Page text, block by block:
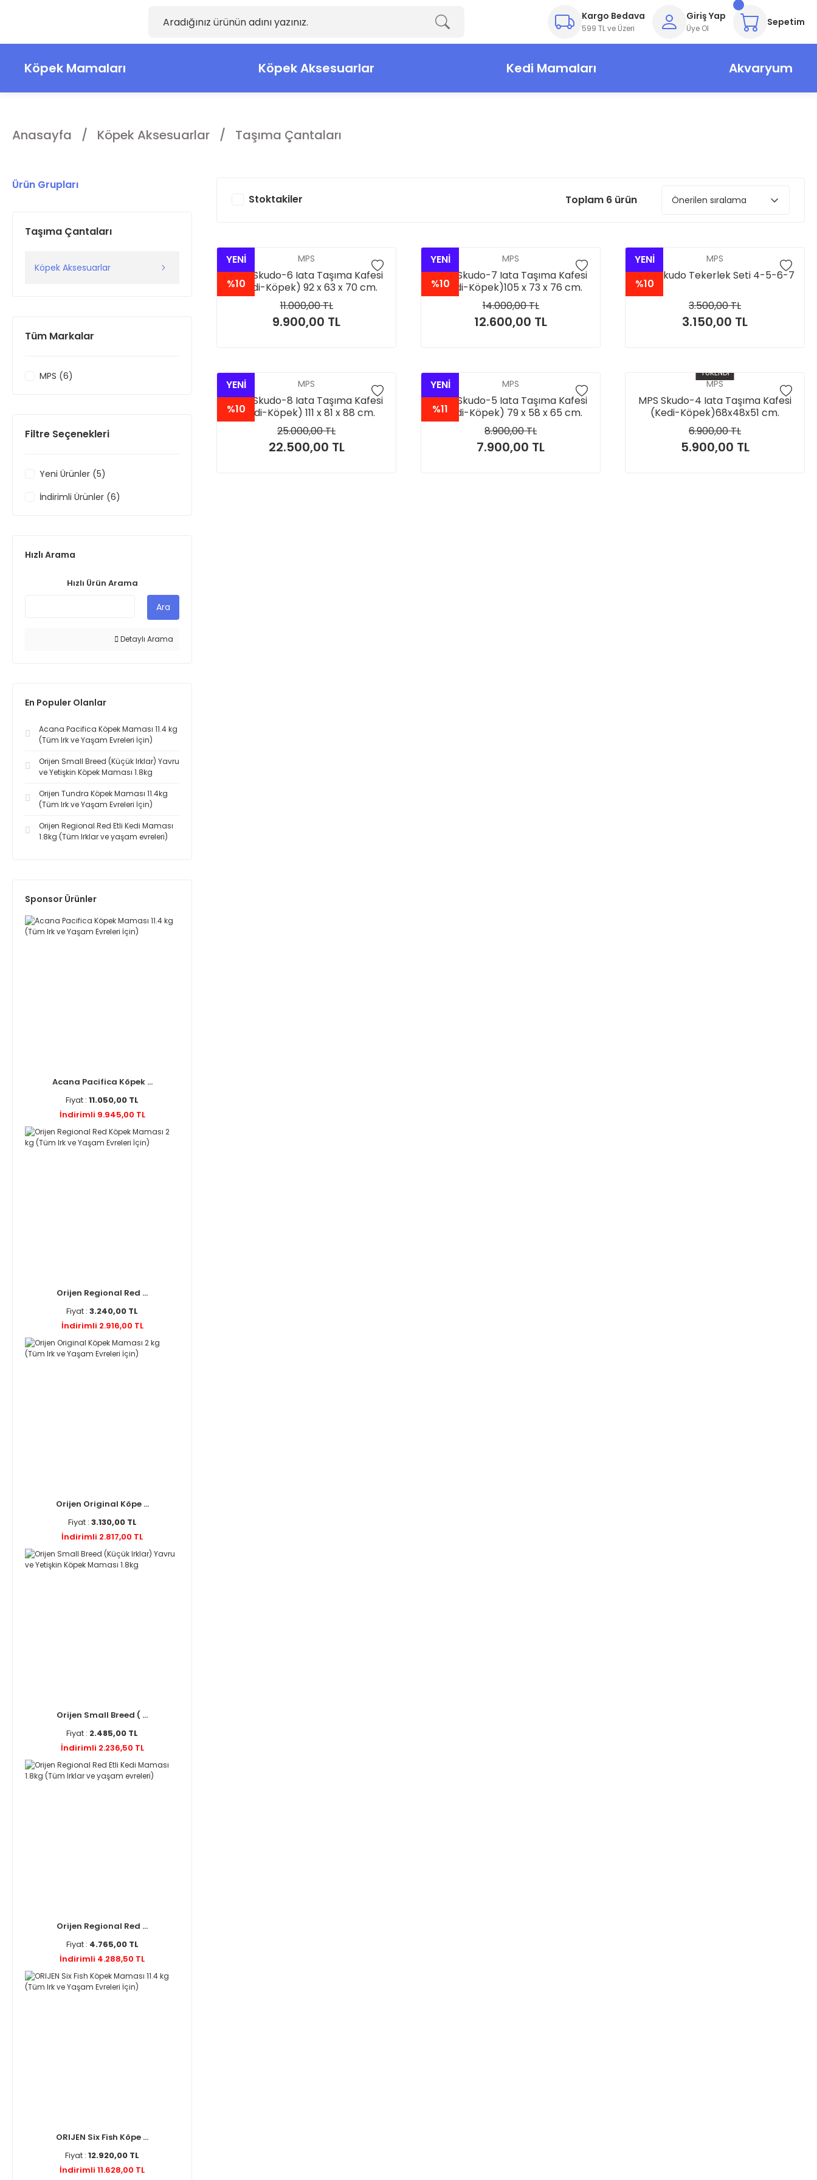
Kargo Bedava
599 TL ve Üzeri
Giriş Yap
Üye Ol
Sepetim
Köpek Mamaları Köpek Aksesuarlar Kedi Mamaları Akvaryum
Anasayfa Köpek Aksesuarlar Taşıma Çantaları
Ürün Grupları
Taşıma Çantaları
Köpek Aksesuarlar
Tüm Markalar
MPS (6)
Filtre Seçenekleri
Yeni Ürünler (5)
İndirimli Ürünler (6)
Hızlı Arama
Hızlı Ürün Arama
Ara
Detaylı Arama
En Populer Olanlar
Acana Pacifica Köpek Maması 11.4 kg
(Tüm Irk ve Yaşam Evreleri İçin)
Orijen Small Breed (Küçük Irklar) Yavru
ve Yetişkin Köpek Maması 1.8kg
Orijen Tundra Köpek Maması 11.4kg
(Tüm Irk ve Yaşam Evreleri İçin)
Orijen Regional Red Etli Kedi Maması
1.8kg (Tüm Irklar ve yaşam evreleri)
Sponsor Ürünler
Acana Pacifica Köpek ...
Fiyat : 11.050,00 TL
İndirimli 9.945,00 TL
Orijen Regional Red ...
Fiyat : 3.240,00 TL
İndirimli 2.916,00 TL
Orijen Original Köpe ...
Fiyat : 3.130,00 TL
İndirimli 2.817,00 TL
Orijen Small Breed ( ...
Fiyat : 2.485,00 TL
İndirimli 2.236,50 TL
Orijen Regional Red ...
Fiyat : 4.765,00 TL
İndirimli 4.288,50 TL
ORIJEN Six Fish Köpe ...
Fiyat : 12.920,00 TL
İndirimli 11.628,00 TL
Stoktakiler Toplam 6 ürün
YENİ
%10
MPS
MPS Skudo-6 Iata Taşıma Kafesi
(Kedi-Köpek) 92 x 63 x 70 cm.
(Tekerleksizdir.) SADECE İSTANBUL
İÇİ MAĞAZA TESLİM.
11.000,00 TL
9.900,00 TL
YENİ
%10
MPS
MPS Skudo-7 Iata Taşıma Kafesi
(Kedi-Köpek)105 x 73 x 76 cm.
(Tekerleksizdir.) SADECE İSTANBUL
İÇİ MAĞAZA TESLİM.
14.000,00 TL
12.600,00 TL
YENİ
%10
MPS
MPS Skudo Tekerlek Seti 4-5-6-7
3.500,00 TL
3.150,00 TL
YENİ
%10
MPS
MPS Skudo-8 Iata Taşıma Kafesi
(Kedi-Köpek) 111 x 81 x 88 cm.
(Tekerleksizdir.) ÖNEMLİ
NOT:SADECE İSTANBUL İÇİ
MAĞAZA TESLİM
25.000,00 TL
22.500,00 TL
YENİ
%11
MPS
MPS Skudo-5 Iata Taşıma Kafesi
(Kedi-Köpek) 79 x 58 x 65 cm.
(Tekerleksizdir.) ÖNEMLİ
NOT:SADECE İSTANBUL İÇİ
MAĞAZA TESLİM
8.900,00 TL
7.900,00 TL
TÜKENDİ
MPS
MPS Skudo-4 Iata Taşıma Kafesi
(Kedi-Köpek)68x48x51 cm.
(Tekerleksizdir) ÖNEMLİ
NOT:SADECE İSTANBUL İÇİ
MAĞAZA TESLİM
6.900,00 TL
5.900,00 TL